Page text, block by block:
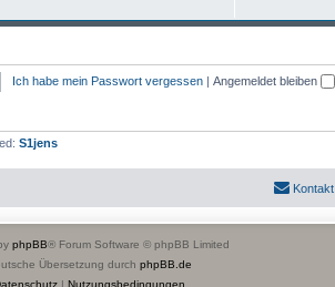
Ich habe mein Passwort vergessen | Angemeldet bleiben
S1jens
Kontakt
phpBB® Forum Software © phpBB Limited
Übersetzung durch phpBB.de
| Nutzungsbedingungen